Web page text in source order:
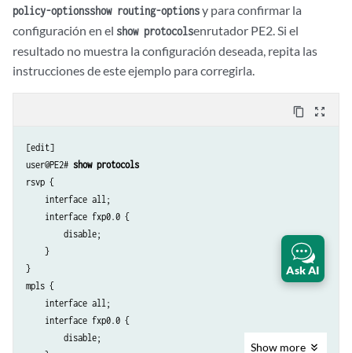
            advertise-mode stub-alias;
        }
        traceoptions {
            file ep size 100m;
policy-optionsshow routing-optionsy para confirmar la
configuración en el show protocolsenrutador PE2. Si el
resultado no muestra la configuración deseada, repita las
instrucciones de este ejemplo para corregirla.
content_copy zoom_out_map
[edit]
user@PE2# show protocols
rsvp {
    interface all;
    interface fxp0.0 {
        disable;
    }
}
mpls {
    interface all;
    interface fxp0.0 {
        disable;
Show more
Ask AI